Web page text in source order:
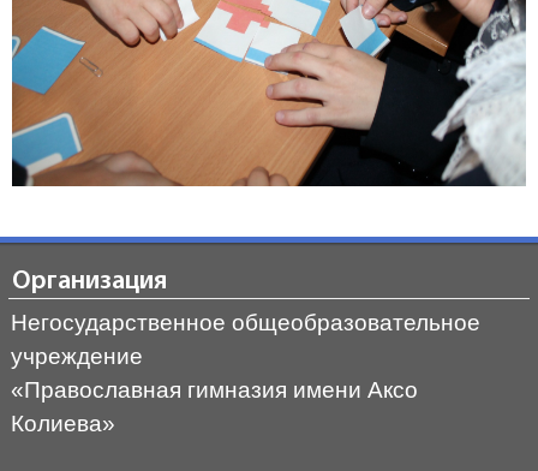
Организация
Негосударственное общеобразовательное
учреждение
«Православная гимназия имени Аксо
Колиева»